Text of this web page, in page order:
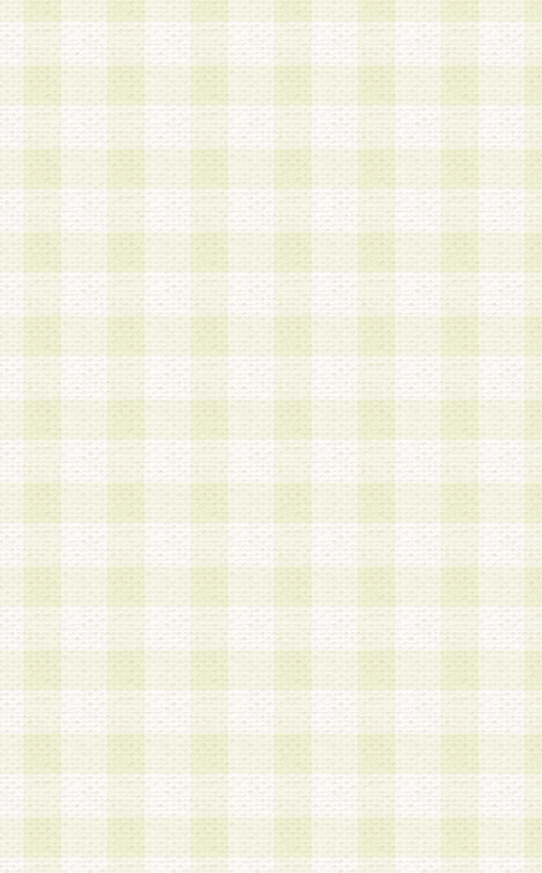
2.当社は、会員個人を識別することのできる情報
会員情報を本人の承諾なく第三者に開示すること
人を識別できる情報について第三者に開示または
社は事前に会員本人の同意を得るものとします。
3.前項の定めに拘わらず、当社は、以下の目的に
意を 得ることなく、会員個人を識別できる情報
づき選定した委託業者に対して当社の責任におい
できるものとします。な お、当社は、当該委託
契約を締結しこれを遵守させるとともに、本規約
の注意をもって当該情報を使用させるものとし ま
a.本サービスに係る謝礼、景品、調査サンプル品
b.会員からの電話、メール等の問い合わせなどへ
c.モバイルリサーチ、またはグループ形式による
実施もしくは運営
d.その他これらに付随する業務
4.会員は、住所、電話番号その他の登録情報につ
合は、速やかに当社所定の変更手続きを行うもの
5.当社は、必要と認めた場合、会員に対して、電
手段により登録情報の対象者が会員登録者本人で
の内容が正確であること、アンケートの回答内容
うことができるものとます。
6.会員は、会員登録後当社が定期的に行う登録情
して、当社指定の期間内に更新手続きを行うもの
該期間内に更新手続きを行わない場合、その時点
発行したポイントは失効されるものとします。